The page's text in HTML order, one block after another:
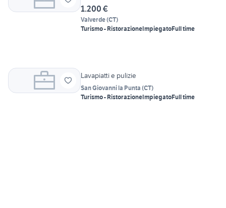
1.200 €
Valverde(CT)
Turismo - RistorazioneImpiegatoFull time
Lavapiatti e pulizie
San Giovanni la Punta (CT)
Turismo - RistorazioneImpiegatoFull time